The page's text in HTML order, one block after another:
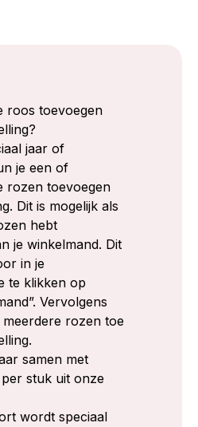
roos toevoegen
jaar of
je een of
rozen toevoegen
Dit is mogelijk als
hebt
je winkelmand. Dit
in je
te klikken op
Vervolgens
rozen toe
samen met
stuk uit onze
wordt speciaal